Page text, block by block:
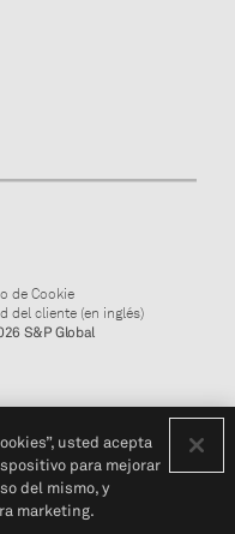
de Cookie
del cliente (en inglés)
S&P Global
usted acepta
para mejorar
del mismo, y
marketing.